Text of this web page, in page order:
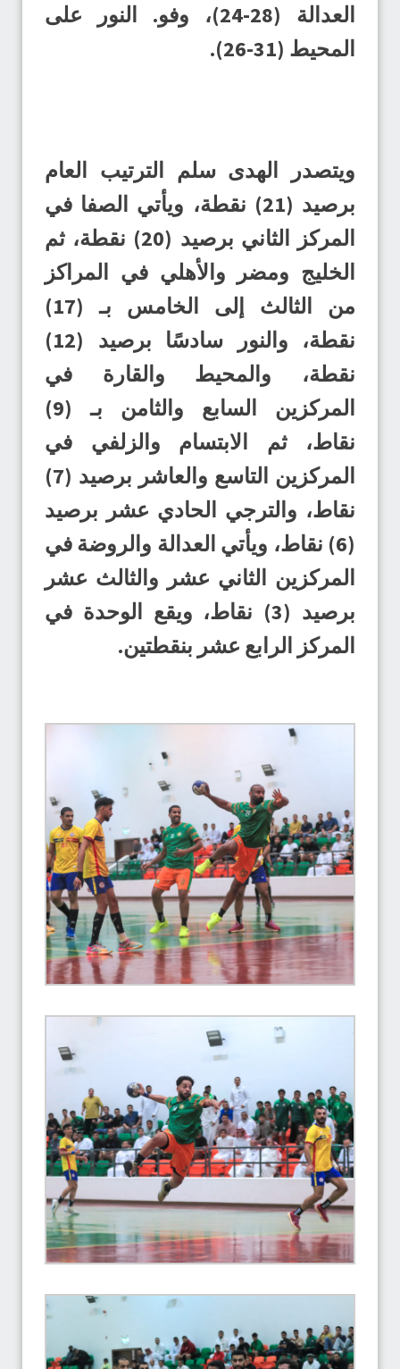
العدالة (28-24)، وفو. النور على
المحيط (31-26).
ويتصدر الهدى سلم الترتيب العام
برصيد (21) نقطة، ويأتي الصفا في
المركز الثاني برصيد (20) نقطة، ثم
الخليج ومضر والأهلي في المراكز
من الثالث إلى الخامس بـ (17)
نقطة، والنور سادسًا برصيد (12)
نقطة، والمحيط والقارة في
المركزين السابع والثامن بـ (9)
نقاط، ثم الابتسام والزلفي في
المركزين التاسع والعاشر برصيد (7)
نقاط، والترجي الحادي عشر برصيد
(6) نقاط، ويأتي العدالة والروضة في
المركزين الثاني عشر والثالث عشر
برصيد (3) نقاط، ويقع الوحدة في
المركز الرابع عشر بنقطتين.